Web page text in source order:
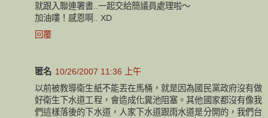
就跟入聯連署書..一起交給簡議員處理啦～
加油嘍！感恩啊.. XD
回覆
匿名 10/26/2007 11:36 上午
以前被教導衛生紙不能丟在馬桶，就是因為國民黨政府沒有做
好衛生下水道工程，會造成化糞池阻塞。其他國家都沒有像我
們這樣落後的下水道，人家下水道跟雨水道是分開的，我們台